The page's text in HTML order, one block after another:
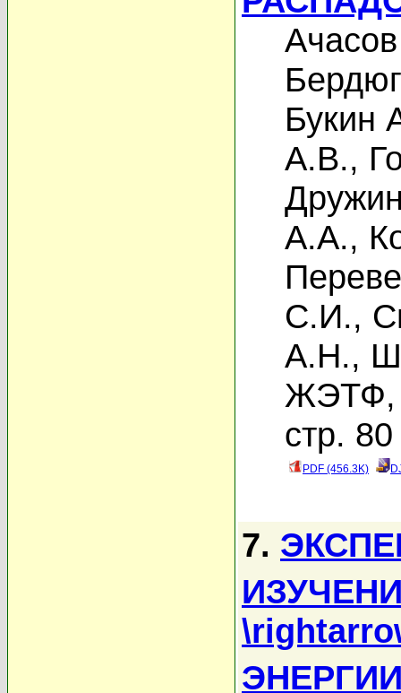
Букин
А.В.,
А.А.,
С.И.,
А.Н.,
ЖЭТФ,
стр. 80
PDF (456.3K)
7.
ЭНЕРГИИ